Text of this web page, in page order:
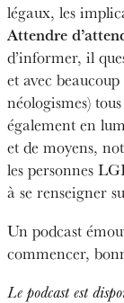
légaux, les
Attendre
d’informer, il
et avec
néologismes)
également en
et de moyens,
les personnes
à se renseigner
Un podcast
commencer,
Le podcast est